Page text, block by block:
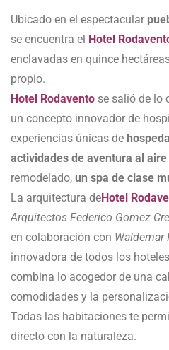
Ubicado en el espectacular
se encuentra el Hotel
enclavadas en quince
propio.
Hotel Rodavento se salió de lo
un concepto innovador de
experiencias únicas de
actividades de aventura al
remodelado, un spa de clase
La arquitectura deHotel
Arquitectos Federico Gomez
en colaboración con Waldemar
innovadora de todos los
combina lo acogedor de una
comodidades y la
Todas las habitaciones te
directo con la naturaleza.